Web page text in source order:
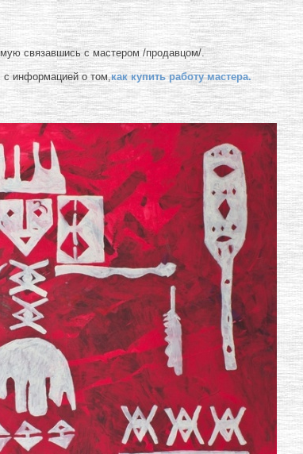
связавшись с мастером /продавцом/.
с информацией о том,как купить работу мастера.